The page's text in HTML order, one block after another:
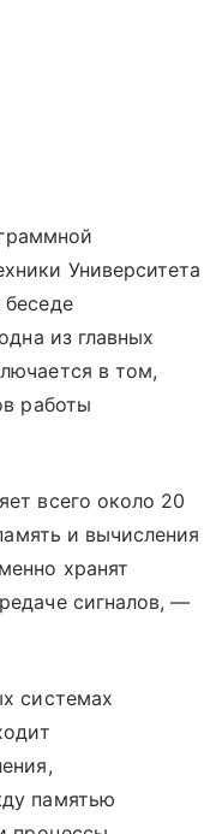
Университета
из главных
в том,
работы
всего около 20
и вычисления
хранят
сигналов, —
системах
памятью